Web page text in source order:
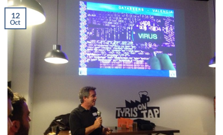
12
Oct